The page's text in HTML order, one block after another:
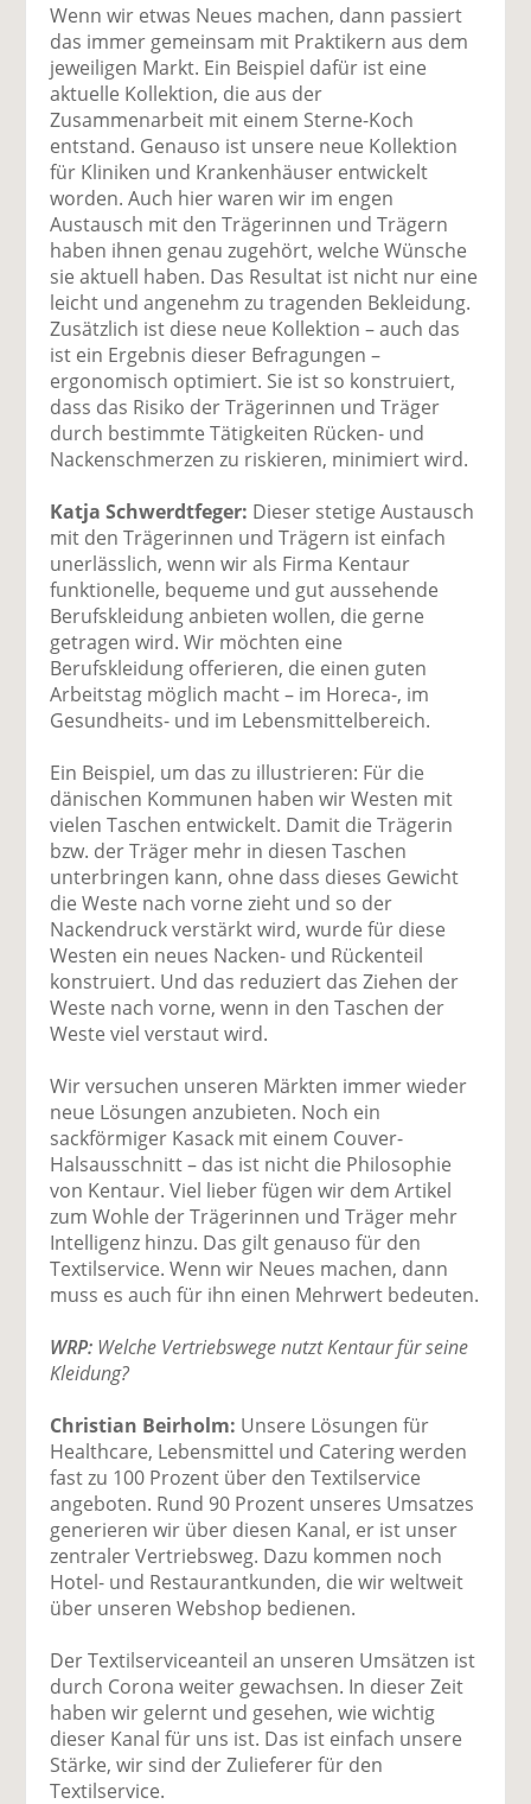
Wenn wir etwas Neues machen, dann passiert
das immer gemeinsam mit Praktikern aus dem
jeweiligen Markt. Ein Beispiel dafür ist eine
aktuelle Kollektion, die aus der
Zusammenarbeit mit einem Sterne-Koch
entstand. Genauso ist unsere neue Kollektion
für Kliniken und Krankenhäuser entwickelt
worden. Auch hier waren wir im engen
Austausch mit den Trägerinnen und Trägern
haben ihnen genau zugehört, welche Wünsche
sie aktuell haben. Das Resultat ist nicht nur eine
leicht und angenehm zu tragenden Bekleidung.
Zusätzlich ist diese neue Kollektion – auch das
ist ein Ergebnis dieser Befragungen –
ergonomisch optimiert. Sie ist so konstruiert,
dass das Risiko der Trägerinnen und Träger
durch bestimmte Tätigkeiten Rücken- und
Nackenschmerzen zu riskieren, minimiert wird.
Katja Schwerdtfeger: Dieser stetige Austausch
mit den Trägerinnen und Trägern ist einfach
unerlässlich, wenn wir als Firma Kentaur
funktionelle, bequeme und gut aussehende
Berufskleidung anbieten wollen, die gerne
getragen wird. Wir möchten eine
Berufskleidung offerieren, die einen guten
Arbeitstag möglich macht – im Horeca-, im
Gesundheits- und im Lebensmittelbereich.
Ein Beispiel, um das zu illustrieren: Für die
dänischen Kommunen haben wir Westen mit
vielen Taschen entwickelt. Damit die Trägerin
bzw. der Träger mehr in diesen Taschen
unterbringen kann, ohne dass dieses Gewicht
die Weste nach vorne zieht und so der
Nackendruck verstärkt wird, wurde für diese
Westen ein neues Nacken- und Rückenteil
konstruiert. Und das reduziert das Ziehen der
Weste nach vorne, wenn in den Taschen der
Weste viel verstaut wird.
Wir versuchen unseren Märkten immer wieder
neue Lösungen anzubieten. Noch ein
sackförmiger Kasack mit einem Couver-
Halsausschnitt – das ist nicht die Philosophie
von Kentaur. Viel lieber fügen wir dem Artikel
zum Wohle der Trägerinnen und Träger mehr
Intelligenz hinzu. Das gilt genauso für den
Textilservice. Wenn wir Neues machen, dann
muss es auch für ihn einen Mehrwert bedeuten.
WRP: Welche Vertriebswege nutzt Kentaur für seine
Kleidung?
Christian Beirholm: Unsere Lösungen für
Healthcare, Lebensmittel und Catering werden
fast zu 100 Prozent über den Textilservice
angeboten. Rund 90 Prozent unseres Umsatzes
generieren wir über diesen Kanal, er ist unser
zentraler Vertriebsweg. Dazu kommen noch
Hotel- und Restaurantkunden, die wir weltweit
über unseren Webshop bedienen.
Der Textilserviceanteil an unseren Umsätzen ist
durch Corona weiter gewachsen. In dieser Zeit
haben wir gelernt und gesehen, wie wichtig
dieser Kanal für uns ist. Das ist einfach unsere
Stärke, wir sind der Zulieferer für den
Textilservice.